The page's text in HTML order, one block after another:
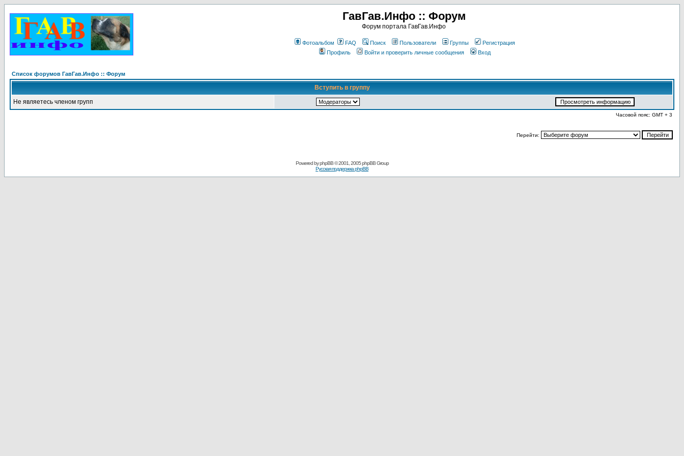
ГавГав.Инфо :: Форум
Форум портала ГавГав.Инфо
Фотоальбом FAQ Поиск Пользователи Группы
Регистрация
Профиль
Войти и проверить личные сообщения Вход
Список форумов ГавГав.Инфо :: Форум
Вступить в группу
Не являетесь членом групп
Часовой пояс: GMT + 3
Перейти:
Powered byphpBB© 2001, 2005 phpBB Group
Русская поддержка phpBB